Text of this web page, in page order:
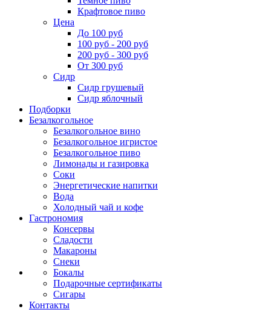
Крафтовое пиво
Цена
До 100 руб
100 руб - 200 руб
200 руб - 300 руб
От 300 руб
Сидр
Сидр грушевый
Сидр яблочный
Подборки
Безалкогольное
Безалкогольное вино
Безалкогольное игристое
Безалкогольное пиво
Лимонады и газировка
Соки
Энергетические напитки
Вода
Холодный чай и кофе
Гастрономия
Консервы
Сладости
Макароны
Снеки
Бокалы
Подарочные сертификаты
Сигары
Контакты